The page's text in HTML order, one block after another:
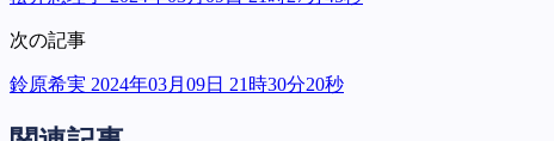
次の記事
鈴原希実 2024年03月09日 21時30分20秒